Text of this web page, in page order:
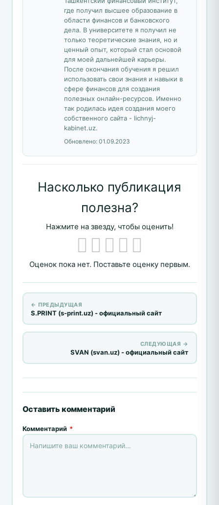
где получил высшее образование в
области финансов и банковского
дела. В университете я получил не
только теоретические знания, но и
ценный опыт, который стал основой
для моей дальнейшей карьеры.
После окончания обучения я решил
использовать свои знания и навыки в
сфере финансов для создания
полезных онлайн-ресурсов. Именно
так родилась идея создания моего
собственного сайта - lichnyj-
kabinet.uz.
Обновлено: 01.09.2023
Насколько публикация
полезна?
Нажмите на звезду, чтобы оценить!
Оценок пока нет. Поставьте оценку первым.
← ПРЕДЫДУЩАЯ
S.PRINT (s-print.uz) - официальный сайт
СЛЕДУЮЩАЯ →
SVAN (svan.uz) - официальный сайт
Оставить комментарий
Комментарий *